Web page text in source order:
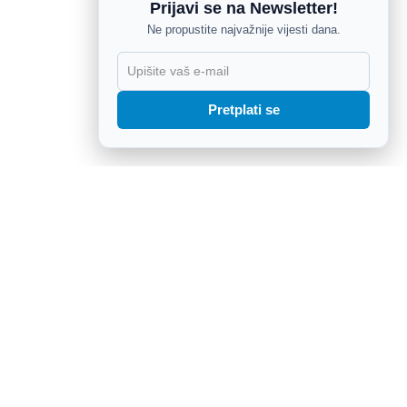
Prijavi se na Newsletter!
Ne propustite najvažnije vijesti dana.
Pretplati se